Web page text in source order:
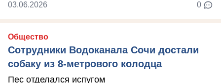
03.06.2026 0
Общество
Сотрудники Водоканала Сочи достали
собаку из 8-метрового колодца
Пес отделался испугом